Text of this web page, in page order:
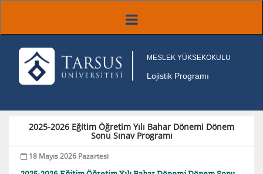
MESLEK YÜKSEKOKULU
Lojistik Programı
2025-2026 Eğitim Öğretim Yılı Bahar Dönemi Dönem
Sonu Sınav Programı
18 Mayıs 2026 Pazartesi